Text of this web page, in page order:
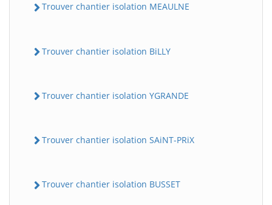
Trouver chantier isolation MEAULNE
Trouver chantier isolation BiLLY
Trouver chantier isolation YGRANDE
Trouver chantier isolation SAiNT-PRiX
Trouver chantier isolation BUSSET